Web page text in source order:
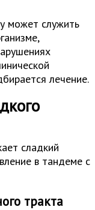
может служить
лечение.
сладкий
в тандеме с
тракта